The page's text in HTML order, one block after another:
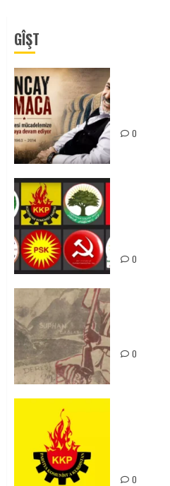
GÎŞT
0
0
0
0